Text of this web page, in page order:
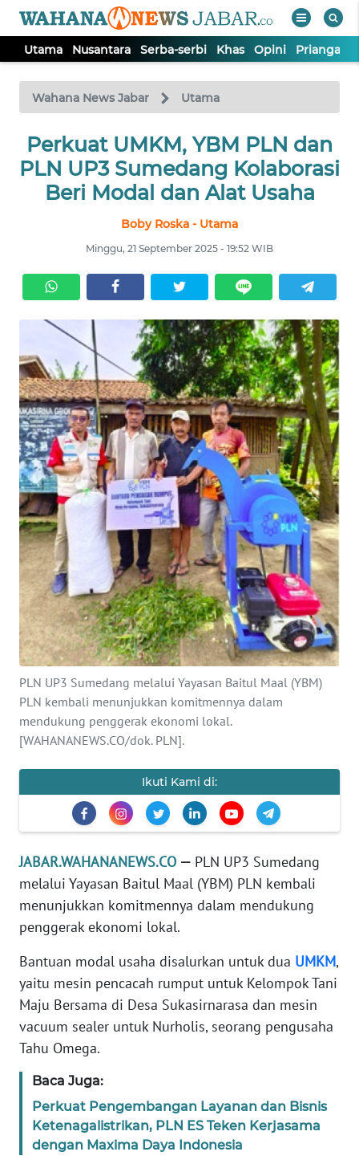
Utama Nusantara Serba-serbi Khas Opini Priangan
Wahana News Jabar Utama
Perkuat UMKM, YBM PLN dan
PLN UP3 Sumedang Kolaborasi
Beri Modal dan Alat Usaha
Boby Roska - Utama
Minggu, 21 September 2025 - 19:52 WIB
PLN UP3 Sumedang melalui Yayasan Baitul Maal (YBM)
PLN kembali menunjukkan komitmennya dalam
mendukung penggerak ekonomi lokal.
[WAHANANEWS.CO/dok. PLN].
Ikuti Kami di:
JABAR.WAHANANEWS.CO — PLN UP3 Sumedang
melalui Yayasan Baitul Maal (YBM) PLN kembali
menunjukkan komitmennya dalam mendukung
penggerak ekonomi lokal.
Bantuan modal usaha disalurkan untuk dua UMKM,
yaitu mesin pencacah rumput untuk Kelompok Tani
Maju Bersama di Desa Sukasirnarasa dan mesin
vacuum sealer untuk Nurholis, seorang pengusaha
Tahu Omega.
Baca Juga:
Perkuat Pengembangan Layanan dan Bisnis
Ketenagalistrikan, PLN ES Teken Kerjasama
dengan Maxima Daya Indonesia
TV
Tutup
UTAMA
NUSANTARA
KHAS
PRIANGAN
TIMUR
SUKABUMI
PURWAKARTA
Informasi
INDEKS
BERITA
KONTAK
KAMI
INFO
IKLAN
TENTANG
KAMI
PEDOMAN
REDAKSI
KARIR
DISCLAIMER
Wahana
News
Regional
WN
SUMUT
WN